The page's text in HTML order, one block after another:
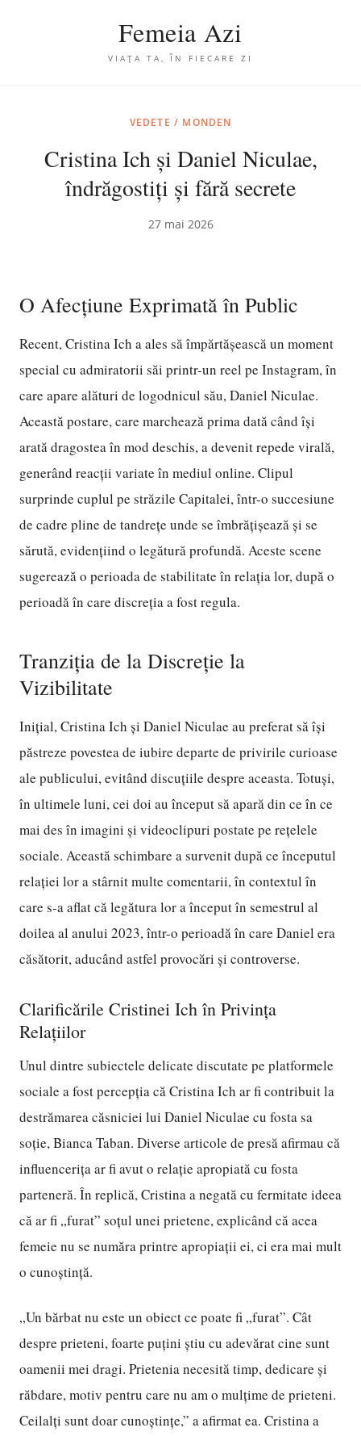
Femeia Azi
VIAȚA TA, ÎN FIECARE ZI
VEDETE / MONDEN
Cristina Ich și Daniel Niculae,
îndrăgostiți și fără secrete
27 mai 2026
O Afecțiune Exprimată în Public
Recent, Cristina Ich a ales să împărtășească un moment
special cu admiratorii săi printr-un reel pe Instagram, în
care apare alături de logodnicul său, Daniel Niculae.
Această postare, care marchează prima dată când își
arată dragostea în mod deschis, a devenit repede virală,
generând reacții variate în mediul online. Clipul
surprinde cuplul pe străzile Capitalei, într-o succesiune
de cadre pline de tandrețe unde se îmbrățișează și se
sărută, evidențiind o legătură profundă. Aceste scene
sugerează o perioada de stabilitate în relația lor, după o
perioadă în care discreția a fost regula.
Tranziția de la Discreție la
Vizibilitate
Inițial, Cristina Ich și Daniel Niculae au preferat să își
păstreze povestea de iubire departe de privirile curioase
ale publicului, evitând discuțiile despre aceasta. Totuși,
în ultimele luni, cei doi au început să apară din ce în ce
mai des în imagini și videoclipuri postate pe rețelele
sociale. Această schimbare a survenit după ce începutul
relației lor a stârnit multe comentarii, în contextul în
care s-a aflat că legătura lor a început în semestrul al
doilea al anului 2023, într-o perioadă în care Daniel era
căsătorit, aducând astfel provocări și controverse.
Clarificările Cristinei Ich în Privința
Relațiilor
Unul dintre subiectele delicate discutate pe platformele
sociale a fost percepția că Cristina Ich ar fi contribuit la
destrămarea căsniciei lui Daniel Niculae cu fosta sa
soție, Bianca Taban. Diverse articole de presă afirmau că
influencerița ar fi avut o relație apropiată cu fosta
parteneră. În replică, Cristina a negată cu fermitate ideea
că ar fi „furat” soțul unei prietene, explicând că acea
femeie nu se număra printre apropiații ei, ci era mai mult
o cunoștință.
„Un bărbat nu este un obiect ce poate fi „furat”. Cât
despre prieteni, foarte puțini știu cu adevărat cine sunt
oamenii mei dragi. Prietenia necesită timp, dedicare și
răbdare, motiv pentru care nu am o mulțime de prieteni.
Ceilalți sunt doar cunoștințe,” a afirmat ea. Cristina a